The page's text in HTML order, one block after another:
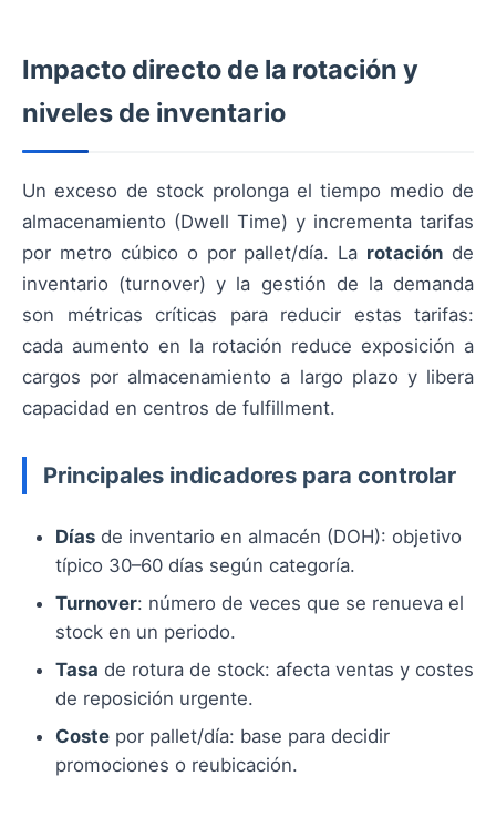
Impacto directo de la rotación y
niveles de inventario
Un exceso de stock prolonga el tiempo medio de
almacenamiento (Dwell Time) y incrementa tarifas
por metro cúbico o por pallet/día. La rotación de
inventario (turnover) y la gestión de la demanda
son métricas críticas para reducir estas tarifas:
cada aumento en la rotación reduce exposición a
cargos por almacenamiento a largo plazo y libera
capacidad en centros de fulfillment.
Principales indicadores para controlar
Días de inventario en almacén (DOH): objetivo
típico 30–60 días según categoría.
Turnover: número de veces que se renueva el
stock en un periodo.
Tasa de rotura de stock: afecta ventas y costes
de reposición urgente.
Coste por pallet/día: base para decidir
promociones o reubicación.